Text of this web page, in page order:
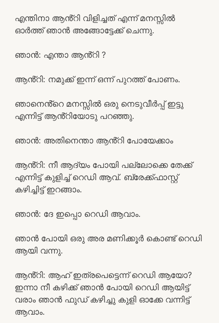
എന്തിനാ ആൻ്റി വിളിച്ചത് എന്ന് മനസ്സിൽ
ഓർത്ത് ഞാൻ അങ്ങോട്ടേക്ക് ചെന്നു.
ഞാൻ: എന്താ ആൻ്റി ?
ആൻ്റി: നമുക്ക് ഇന്ന് ഒന്ന് പുറത്ത് പോണം.
ഞാനെൻ്റെ മനസ്സിൽ ഒരു നെടുവീർപ്പ് ഇട്ടു
എന്നിട്ട് ആൻ്റിയോടു പറഞ്ഞു.
ഞാൻ: അതിനെന്താ ആൻ്റി പോയേക്കാം
ആൻ്റി: നീ ആദ്യം പോയി പല്ലോക്കെ തേക്ക്
എന്നിട്ട് കുളിച്ച് റെഡി ആവ്. ബ്രേക്ക്ഫാസ്റ്റ്
കഴിച്ചിട്ട് ഇറങ്ങാം.
ഞാൻ: ദേ ഇപ്പൊ റെഡി ആവാം.
ഞാൻ പോയി ഒരു അര മണിക്കൂർ കൊണ്ട് റെഡി
ആയി വന്നു.
ആൻ്റി: ആഹ് ഇത്രപെട്ടെന്ന് റെഡി ആയോ?
ഇന്നാ നീ കഴിക്ക് ഞാൻ പോയി റെഡി ആയിട്ട്
വരാം ഞാൻ ഫുഡ് കഴിച്ചു കുളി ഓക്കേ വന്നിട്ട്
ആവാം.